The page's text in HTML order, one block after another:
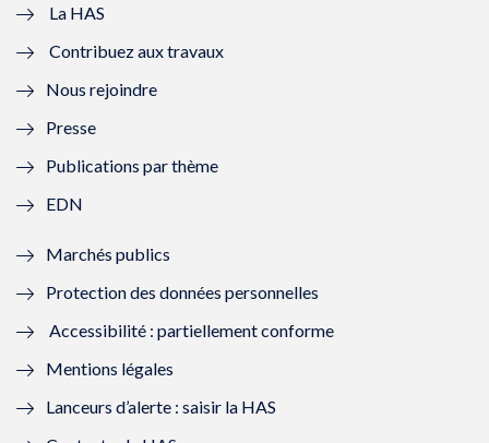
l
l
f
n
ê
t
r
e
e
e
n
ê
r
ê
t
e
ê
La HAS
Contribuez aux travaux
Nous rejoindre
Presse
Publications par thème
EDN
Marchés publics
Protection des données personnelles
Accessibilité : partiellement conforme
Mentions légales
Lanceurs d’alerte : saisir la HAS